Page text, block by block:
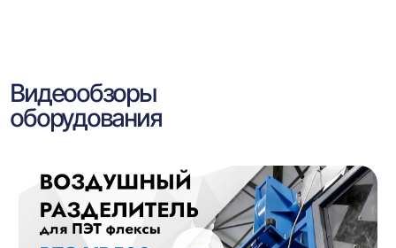
Видеообзоры
оборудования